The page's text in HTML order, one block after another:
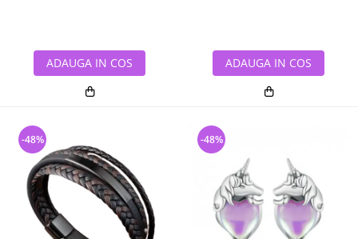
ADAUGA IN COS ADAUGA IN COS
-48% -48%